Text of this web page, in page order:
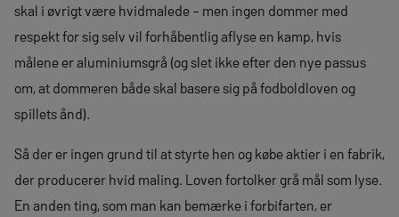
skal i øvrigt være hvidmalede – men ingen dommer med
respekt for sig selv vil forhåbentlig aflyse en kamp, hvis
målene er aluminiumsgrå (og slet ikke efter den nye passus
om, at dommeren både skal basere sig på fodboldloven og
spillets ånd).
Så der er ingen grund til at styrte hen og købe aktier i en fabrik,
der producerer hvid maling. Loven fortolker grå mål som lyse.
En anden ting, som man kan bemærke i forbifarten, er